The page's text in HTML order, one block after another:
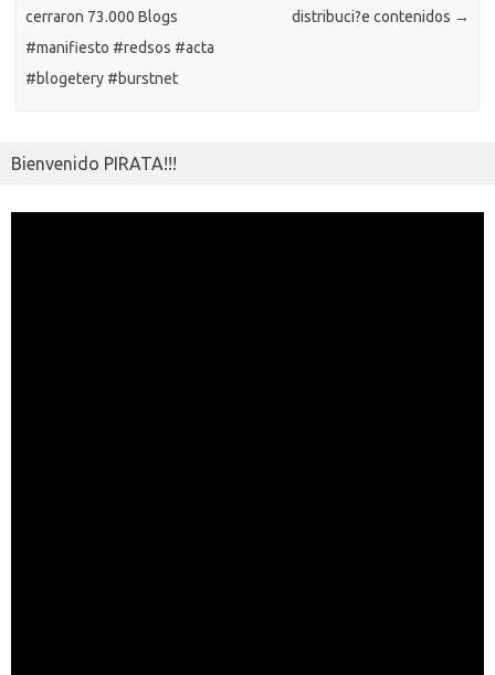
cerraron 73.000 Blogs
#manifiesto #redsos #acta
#blogetery #burstnet
distribuci?e contenidos →
Bienvenido PIRATA!!!